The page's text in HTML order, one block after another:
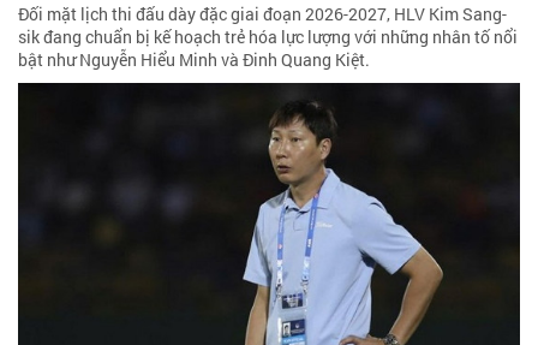
Đối mặt lịch thi đấu dày đặc giai đoạn 2026-2027, HLV Kim Sang-
sik đang chuẩn bị kế hoạch trẻ hóa lực lượng với những nhân tố nổi
bật như Nguyễn Hiểu Minh và Đinh Quang Kiệt.